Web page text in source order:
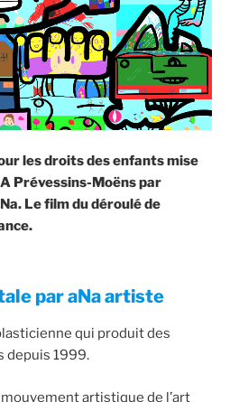
les droits des enfants mise
Prévessins-Moëns par
Le film du déroulé de
par aNa artiste
qui produit des
depuis 1999.
artistique de l’art